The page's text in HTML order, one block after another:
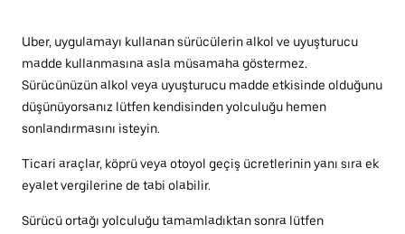
Uber, uygulamayı kullanan sürücülerin alkol ve uyuşturucu
madde kullanmasına asla müsamaha göstermez.
Sürücünüzün alkol veya uyuşturucu madde etkisinde olduğunu
düşünüyorsanız lütfen kendisinden yolculuğu hemen
sonlandırmasını isteyin.
Ticari araçlar, köprü veya otoyol geçiş ücretlerinin yanı sıra ek
eyalet vergilerine de tabi olabilir.
Sürücü ortağı yolculuğu tamamladıktan sonra lütfen